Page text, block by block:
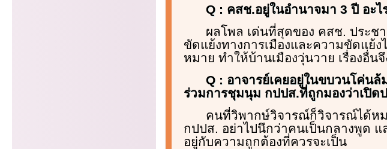
Q : คสช.อยู่ในอำนาจมา 3 ปี อะ
ผลโพล เด่นที่สุดของ คสช. ประ
ขัดแย้งทางการเมืองและความขัดแย้
หมาย ทำให้บ้านเมืองวุ่นวาย เรื่องอื่น
Q : อาจารย์เคยอยู่ในขบวนโค่นล้
ร่วมการชุมนุม กปปส.ที่ถูกมองว่าเปิด
คนที่วิพากษ์วิจารณ์ก็วิจารณ์ได้ห
กปปส. อย่าไปนึกว่าคนเป็นกลางพูด
อยู่กับความถูกต้องที่ควรจะเป็น